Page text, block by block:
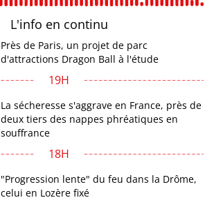
L'info en continu
Près de Paris, un projet de parc
d'attractions Dragon Ball à l'étude
19H
La sécheresse s'aggrave en France, près de
deux tiers des nappes phréatiques en
souffrance
18H
"Progression lente" du feu dans la Drôme,
celui en Lozère fixé